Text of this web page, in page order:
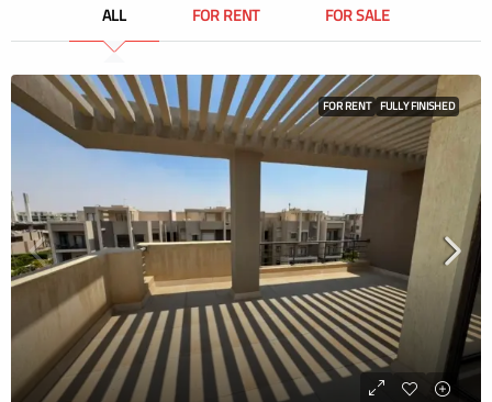
ALL FOR RENT FOR SALE
FOR RENT FULLY FINISHED